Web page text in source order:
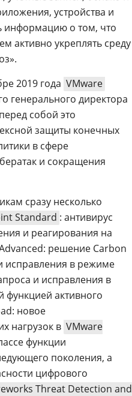
устройства и
информацию о том, что
активно укреплять среду
2019 года VMware
генерального директора
собой это
защиты конечных
в сфере
и сокращения
сразу несколько
Standard : антивирус
и реагирования на
решение Carbon
исправления в режиме
и исправления в
активного
новое
нагрузок в VMware
функции
поколения, а
цифрового
Threat Detection and